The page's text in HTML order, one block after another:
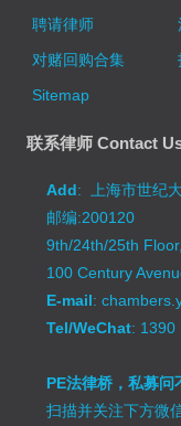
聘请律师
对赌回购合集
Sitemap
联系律师 Contact
Add: 上海市世纪
邮编:200120
9th/24th/25th
100 Century
E-mail:
Tel/WeChat: 1390
PE法律桥，私募问
扫描并关注下方微